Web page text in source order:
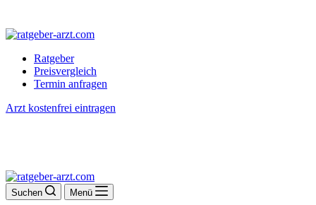
Ratgeber
Preisvergleich
Termin anfragen
Arzt kostenfrei eintragen
Suchen Menü